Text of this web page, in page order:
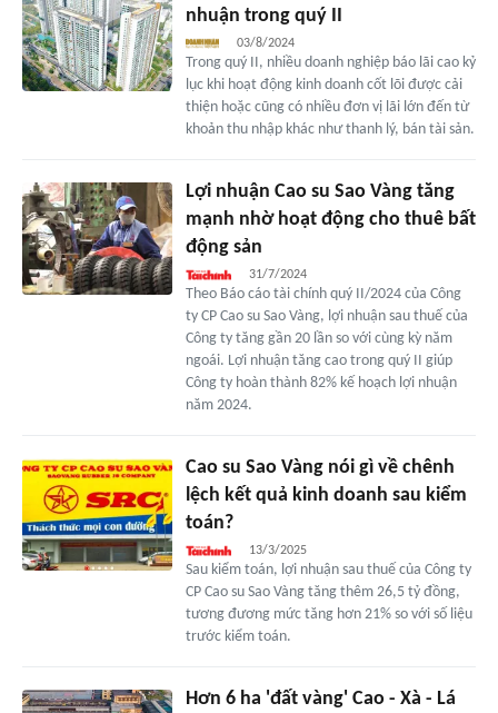
nhuận trong quý II
03/8/2024
Trong quý II, nhiều doanh nghiệp báo lãi cao kỷ
lục khi hoạt động kinh doanh cốt lõi được cải
thiện hoặc cũng có nhiều đơn vị lãi lớn đến từ
khoản thu nhập khác như thanh lý, bán tài sản.
Lợi nhuận Cao su Sao Vàng tăng
mạnh nhờ hoạt động cho thuê bất
động sản
31/7/2024
Theo Báo cáo tài chính quý II/2024 của Công
ty CP Cao su Sao Vàng, lợi nhuận sau thuế của
Công ty tăng gần 20 lần so với cùng kỳ năm
ngoái. Lợi nhuận tăng cao trong quý II giúp
Công ty hoàn thành 82% kế hoạch lợi nhuận
năm 2024.
Cao su Sao Vàng nói gì về chênh
lệch kết quả kinh doanh sau kiểm
toán?
13/3/2025
Sau kiểm toán, lợi nhuận sau thuế của Công ty
CP Cao su Sao Vàng tăng thêm 26,5 tỷ đồng,
tương đương mức tăng hơn 21% so với số liệu
trước kiểm toán.
Hơn 6 ha 'đất vàng' Cao - Xà - Lá